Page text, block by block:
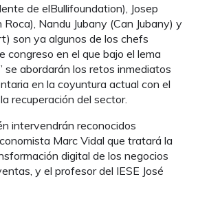
de elBullifoundation), Josep
Roca), Nandu Jubany (Can Jubany) y
son ya algunos de los chefs
congreso en el que bajo el lema
se abordarán los retos inmediatos
en la coyuntura actual con el
recuperación del sector.
intervendrán reconocidos
Marc Vidal que tratará la
digital de los negocios
y el profesor del IESE José